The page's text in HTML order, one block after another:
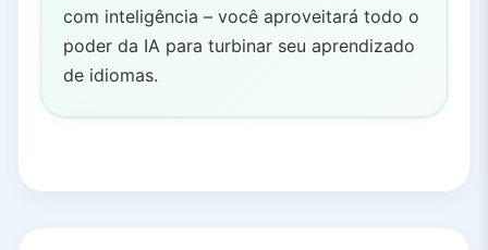
com inteligência – você aproveitará todo o
poder da IA para turbinar seu aprendizado
de idiomas.